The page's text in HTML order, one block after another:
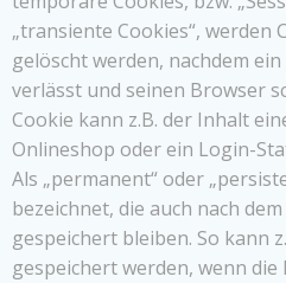
„transiente Cookies“, werden
gelöscht werden, nachdem
verlässt und seinen Browser
Cookie kann z.B. der Inhalt
Onlineshop oder ein Login-
Als „permanent“ oder
bezeichnet, die auch nach
gespeichert bleiben. So kann
gespeichert werden, wenn die